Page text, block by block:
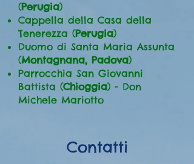
(Perugia)
Cappella della Casa della
Tenerezza (Perugia)
Duomo di Santa Maria Assunta
(Montagnana, Padova)
Parrocchia San Giovanni
Battista (Chioggia) - Don
Michele Mariotto
Contatti